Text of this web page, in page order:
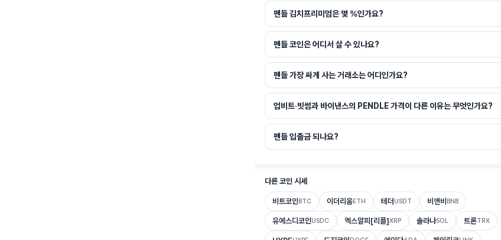
펜들 김치프리미엄은 몇 %인가요?
펜들 코인은 어디서 살 수 있나요?
펜들 가장 싸게 사는 거래소는 어디인가요?
업비트·빗썸과 바이낸스의 PENDLE 가격이 다른 이유는 무엇인가요?
펜들 입출금 되나요?
다른 코인 시세
비트코인BTC 이더리움ETH 테더USDT 비앤비 BNB
유에스디코인USDC 엑스알피[리플]XRP 솔라나SOL 트론TRX